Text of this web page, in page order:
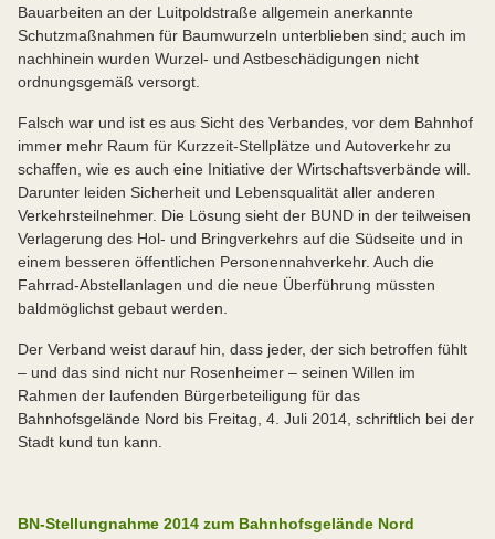
Bauarbeiten an der Luitpoldstraße allgemein anerkannte
Schutzmaßnahmen für Baumwurzeln unterblieben sind; auch im
nachhinein wurden Wurzel- und Astbeschädigungen nicht
ordnungsgemäß versorgt.
Falsch war und ist es aus Sicht des Verbandes, vor dem Bahnhof
immer mehr Raum für Kurzzeit-Stellplätze und Autoverkehr zu
schaffen, wie es auch eine Initiative der Wirtschaftsverbände will.
Darunter leiden Sicherheit und Lebensqualität aller anderen
Verkehrsteilnehmer. Die Lösung sieht der BUND in der teilweisen
Verlagerung des Hol- und Bringverkehrs auf die Südseite und in
einem besseren öffentlichen Personennahverkehr. Auch die
Fahrrad-Abstellanlagen und die neue Überführung müssten
baldmöglichst gebaut werden.
Der Verband weist darauf hin, dass jeder, der sich betroffen fühlt
– und das sind nicht nur Rosenheimer – seinen Willen im
Rahmen der laufenden Bürgerbeteiligung für das
Bahnhofsgelände Nord bis Freitag, 4. Juli 2014, schriftlich bei der
Stadt kund tun kann.
BN-Stellungnahme 2014 zum Bahnhofsgelände Nord